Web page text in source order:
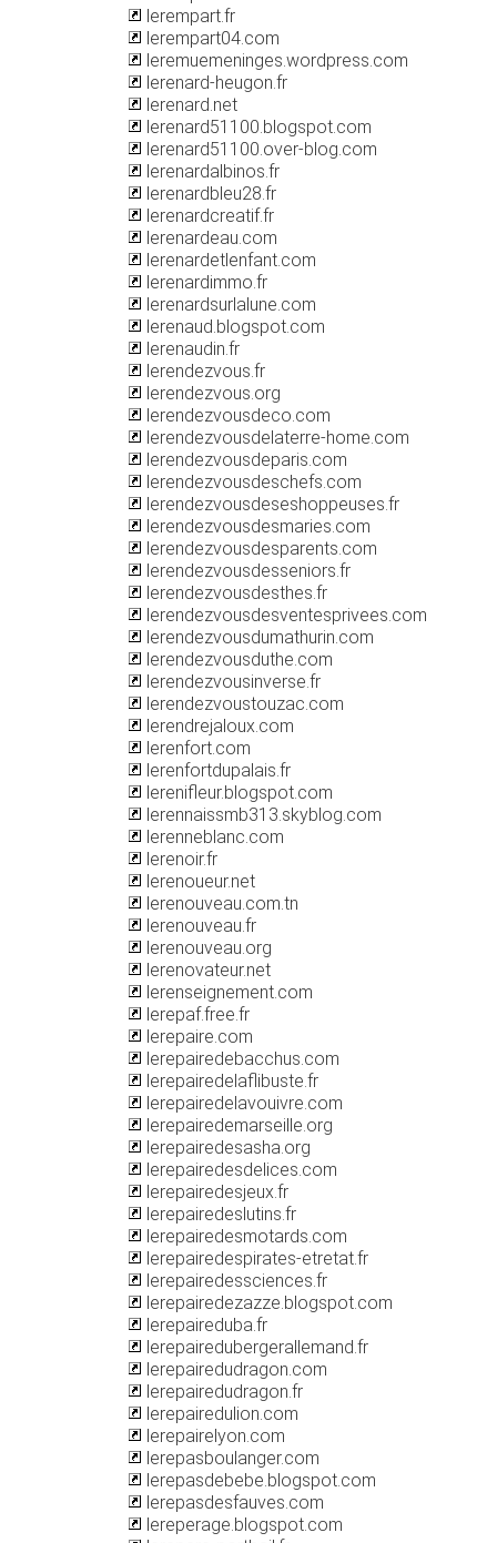
lerempart.fr
lerempart04.com
leremuemeninges.wordpress.com
lerenard-heugon.fr
lerenard.net
lerenard51100.blogspot.com
lerenard51100.over-blog.com
lerenardalbinos.fr
lerenardbleu28.fr
lerenardcreatif.fr
lerenardeau.com
lerenardetlenfant.com
lerenardimmo.fr
lerenardsurlalune.com
lerenaud.blogspot.com
lerenaudin.fr
lerendezvous.fr
lerendezvous.org
lerendezvousdeco.com
lerendezvousdelaterre-home.com
lerendezvousdeparis.com
lerendezvousdeschefs.com
lerendezvousdeseshoppeuses.fr
lerendezvousdesmaries.com
lerendezvousdesparents.com
lerendezvousdesseniors.fr
lerendezvousdesthes.fr
lerendezvousdesventesprivees.com
lerendezvousdumathurin.com
lerendezvousduthe.com
lerendezvousinverse.fr
lerendezvoustouzac.com
lerendrejaloux.com
lerenfort.com
lerenfortdupalais.fr
lerenifleur.blogspot.com
lerennaissmb313.skyblog.com
lerenneblanc.com
lerenoir.fr
lerenoueur.net
lerenouveau.com.tn
lerenouveau.fr
lerenouveau.org
lerenovateur.net
lerenseignement.com
lerepaf.free.fr
lerepaire.com
lerepairedebacchus.com
lerepairedelaflibuste.fr
lerepairedelavouivre.com
lerepairedemarseille.org
lerepairedesasha.org
lerepairedesdelices.com
lerepairedesjeux.fr
lerepairedeslutins.fr
lerepairedesmotards.com
lerepairedespirates-etretat.fr
lerepairedessciences.fr
lerepairedezazze.blogspot.com
lerepaireduba.fr
lerepairedubergerallemand.fr
lerepairedudragon.com
lerepairedudragon.fr
lerepairedulion.com
lerepairelyon.com
lerepasboulanger.com
lerepasdebebe.blogspot.com
lerepasdesfauves.com
lereperage.blogspot.com